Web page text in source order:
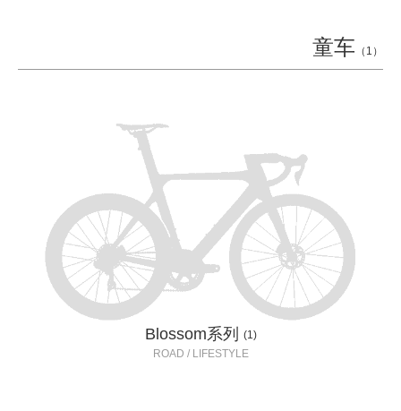
童车 （1）
Blossom系列
(1)
ROAD / LIFESTYLE